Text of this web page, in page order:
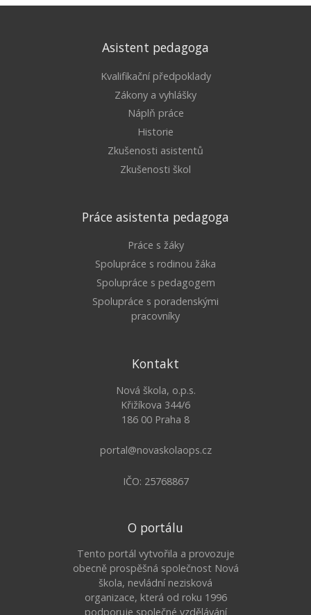
Asistent pedagoga
Kvalifikační předpoklady
Zákony a vyhlášky
Náplň práce
Historie
Zkušenosti asistentů
Zkušenosti škol
Práce asistenta pedagoga
Práce s žáky
Spolupráce s rodinou žáka
Spolupráce s pedagogem
Spolupráce s poradenskými
pracovníky
Kontakt
Nová škola, o.p.s.
Křižíkova 344/6
186 00 Praha 8
portal@novaskolaops.cz
IČO: 25768867
O portálu
Tento portál vytvořila a provozuje
obecně prospěšná společnost Nová
škola, nevládní nezisková
organizace, která od roku 1996
podporuje společné vzdělávání